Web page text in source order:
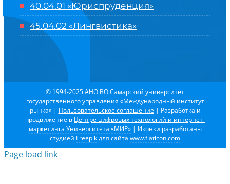
40.04.01 «Юриспруденция»
45.04.02 «Лингвистика»
© 1994-2025 АНО ВО Самарский университет
государственного управления «Международный институт
рынка» | Пользовательское соглашение | Разработка и
продвижение в Центре цифровых технологий и интернет-
маркетинга Университета «МИР»| Иконки разработаны
студией Freepikдля сайта www.flaticon.com
Page load link